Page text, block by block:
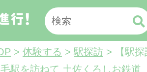
> 体験する > 駅探訪 > 【駅
駅を訪ねて 土佐くろしお鉄道